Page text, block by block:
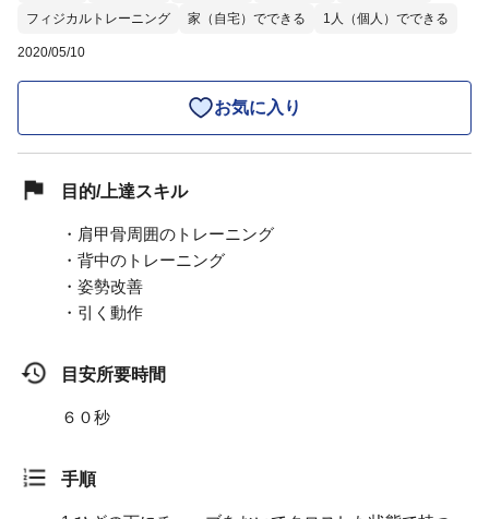
フィジカルトレーニング
家（自宅）でできる 1人（個人）でできる
2020/05/10
お気に入り
目的/上達スキル
・肩甲骨周囲のトレーニング
・背中のトレーニング
・姿勢改善
・引く動作
目安所要時間
６０秒
手順